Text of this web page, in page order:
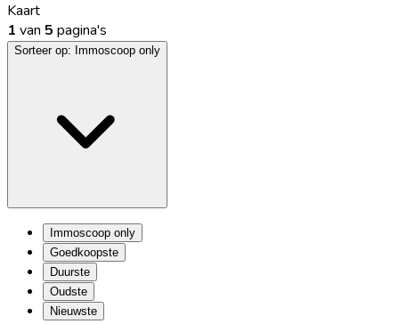
Kaart
1 van 5 pagina's
Sorteer op: Immoscoop only
Immoscoop only
Goedkoopste
Duurste
Oudste
Nieuwste